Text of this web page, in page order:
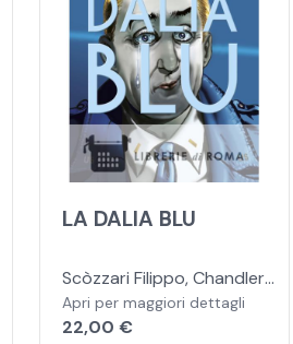
LA DALIA BLU
Scòzzari Filippo, Chandler
Raymond
Apri per maggiori dettagli
22,00 €